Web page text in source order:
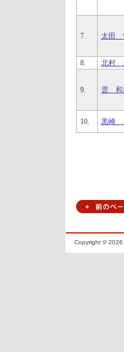
7. 太田
8. 北村
9. 雲 和
10. 黒崎
Copyright ©2026